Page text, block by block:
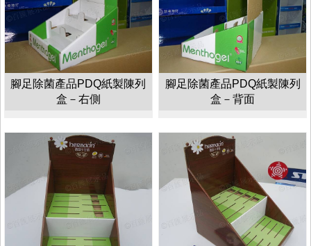
腳足除菌產品PDQ紙製陳列
盒－右側
腳足除菌產品PDQ紙製陳列
盒－背面